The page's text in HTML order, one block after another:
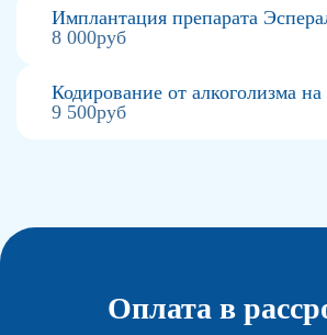
Имплантация препарата
8 000руб
Кодирование от алкоголизма на
9 500руб
Оплата в